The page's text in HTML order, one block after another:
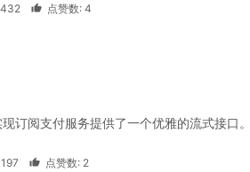
点赞数: 4
订阅支付服务提供了一个优雅的流式接口。
点赞数: 2